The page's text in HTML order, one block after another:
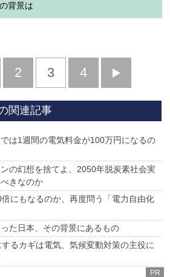
背景は
2 3 4
へ
関連記事
は1週間の電気料金が100万円になるの
の幻想を捨てよ、2050年脱炭素社会実
きなのか
にもなるのか、再度問う「電力自由化
た日本、その背景にあるもの
るカギは電気、気候変動対策の主役に
PR